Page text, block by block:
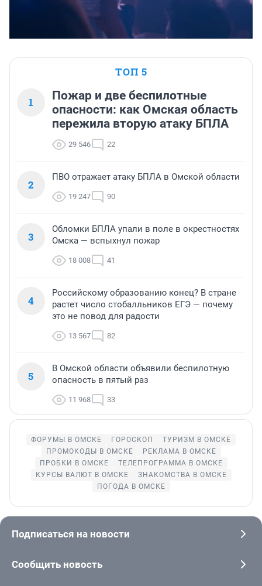
ТОП 5
1
Пожар и две беспилотные
опасности: как Омская область
пережила вторую атаку БПЛА
29 546 22
2
ПВО отражает атаку БПЛА в Омской области
19 247 90
3
Обломки БПЛА упали в поле в окрестностях
Омска — вспыхнул пожар
18 008 41
4
Российскому образованию конец? В стране
растет число стобалльников ЕГЭ — почему
это не повод для радости
13 567 82
5
В Омской области объявили беспилотную
опасность в пятый раз
11 968 33
ФОРУМЫ В ОМСКЕ ГОРОСКОП
ТУРИЗМ В ОМСКЕ
ПРОМОКОДЫ В ОМСКЕ
РЕКЛАМА В ОМСКЕ
ПРОБКИ В ОМСКЕ
ТЕЛЕПРОГРАММА В ОМСКЕ
КУРСЫ ВАЛЮТ В ОМСКЕ
ЗНАКОМСТВА В ОМСКЕ
ПОГОДА В ОМСКЕ
Подписаться на новости
Сообщить новость